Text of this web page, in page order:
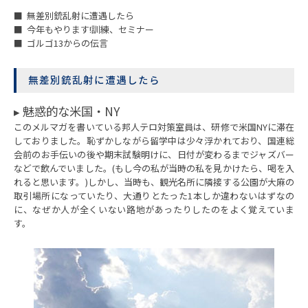
■ 無差別銃乱射に遭遇したら
■ 今年もやります!訓練、セミナー
■ ゴルゴ13からの伝言
無差別銃乱射に遭遇したら
▸ 魅惑的な米国・NY
このメルマガを書いている邦人テロ対策室員は、研修で米国NYに滞在
しておりました。恥ずかしながら留学中は少々浮かれており、国連総
会前のお手伝いの後や期末試験明けに、日付が変わるまでジャズバー
などで飲んでいました。(もし今の私が当時の私を見かけたら、喝を入
れると思います。)しかし、当時も、観光名所に隣接する公園が大麻の
取引場所になっていたり、大通りとたった1本しか違わないはずなの
に、なぜか人が全くいない路地があったりしたのをよく覚えていま
す。